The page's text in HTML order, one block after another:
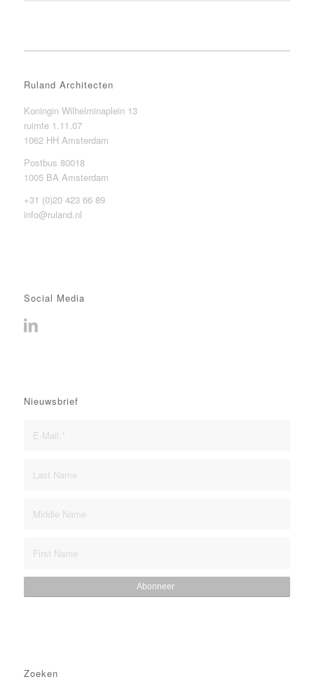
Ruland Architecten
Koningin Wilhelminaplein 13
ruimte 1.11.07
1062 HH Amsterdam
Postbus 80018
1005 BA Amsterdam
+31 (0)20 423 66 89
info@ruland.nl
Social Media
Nieuwsbrief
Zoeken